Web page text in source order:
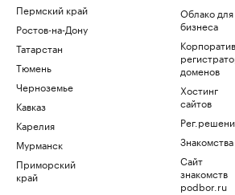
Пермский край
Ростов-на-Дону
Татарстан
Тюмень
Черноземье
Кавказ
Карелия
Мурманск
Приморский
край
Облако для
бизнеса
доменов
Хостинг
сайтов
Знакомства
Сайт
знакомств
podbor.ru